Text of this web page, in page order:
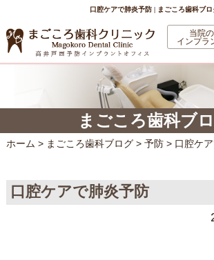
口腔ケアで肺炎予防 | まごころ歯科ブロ
当院の
インプラ
まごころ歯科ブ
ホーム > まごころ歯科ブログ> 予防> 口腔ケ
口腔ケアで肺炎予防